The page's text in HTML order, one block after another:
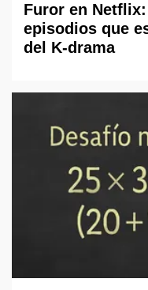
Furor en
episodios que
del K-drama